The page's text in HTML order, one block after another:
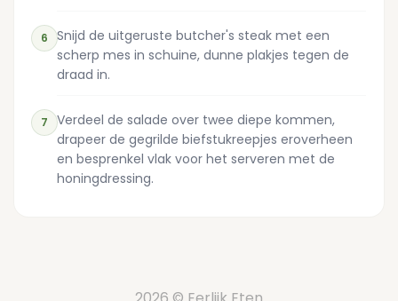
6
Snijd de uitgeruste butcher's steak met een
scherp mes in schuine, dunne plakjes tegen de
draad in.
7
Verdeel de salade over twee diepe kommen,
drapeer de gegrilde biefstukreepjes eroverheen
en besprenkel vlak voor het serveren met de
honingdressing.